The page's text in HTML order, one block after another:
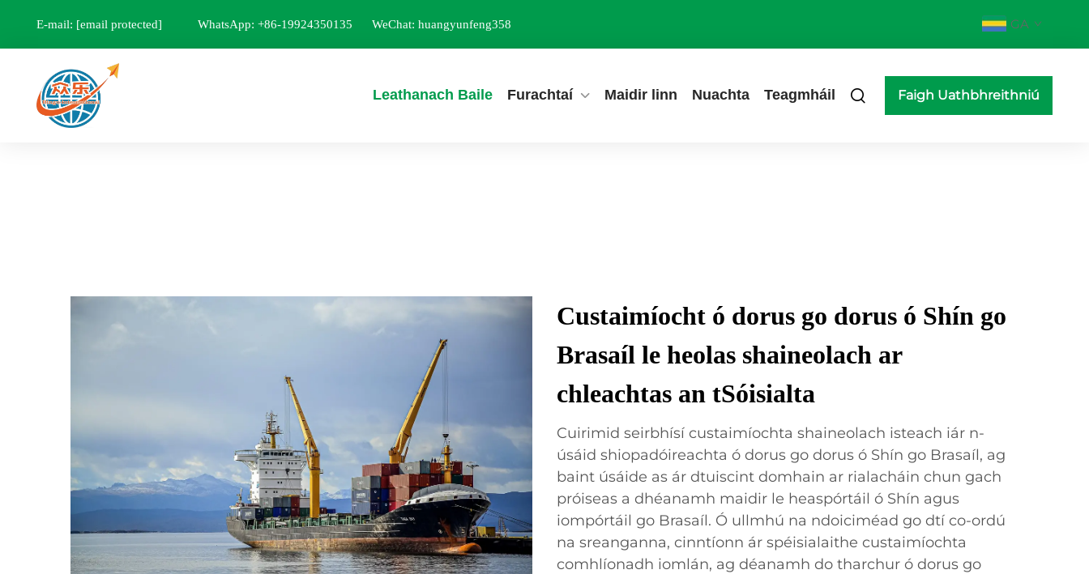
E-mail: [email protected] WhatsApp: +86-19924350135 WeChat: huangyunfeng358 GA
Leathanach Baile Furachtaí Maidir linn Nuachta Teagmháil Faigh Uathbhreithniú
Custaimíocht ó dorus go dorus ó Shín go
Brasaíl le heolas shaineolach ar
chleachtas an tSóisialta
Cuirimid seirbhísí custaimíochta shaineolach isteach iár n-
úsáid shiopadóireachta ó dorus go dorus ó Shín go Brasaíl, ag
baint úsáide as ár dtuiscint domhain ar rialacháin chun gach
próiseas a dhéanamh maidir le heaspórtáil ó Shín agus
iompórtáil go Brasaíl. Ó ullmhú na ndoiciméad go dtí co-ordú
na sreanganna, cinntíonn ár spéisialaithe custaimíochta
comhlíonadh iomlán, ag déanamh do tharchur ó dorus go